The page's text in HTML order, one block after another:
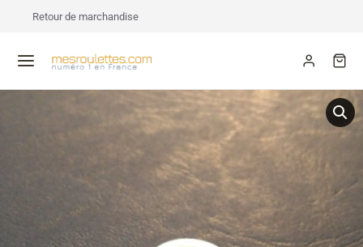
Retour de marchandise